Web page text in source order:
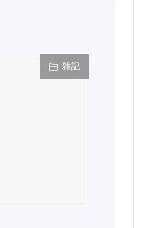
雑記